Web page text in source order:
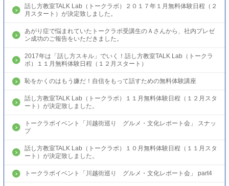
話し方教室TALK Lab（トークラボ）２０１７年１月無料体験日程（２
月スタート）が決定致しました。
あがり症で悩まれていたトークラボ受講生のＡさんから、社内プレゼ
ン成功のご報告をいただきました。
2017年は「話し方スキル」でいく！話し方教室TALK Lab（トークラ
ボ）１１月無料体験日程（１２月スタート）
恥をかくのはもう嫌だ！自信をもって話すための無料体験講座
話し方教室TALK Lab（トークラボ）１１月無料体験日程（１２月スタ
ート）が決定致しました。
トークラボイベント「川越街巡り グルメ・文化レポート会」 スナッ
プ
話し方教室TALK Lab（トークラボ）１０月無料体験日程（１１月スタ
ート）が決定致しました。
トークラボイベント「川越街巡り グルメ・文化レポート会」 part4